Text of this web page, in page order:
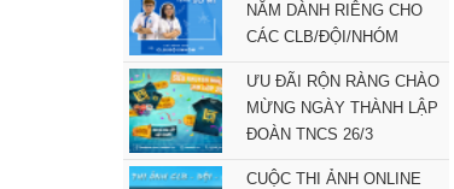
NĂM DÀNH RIÊNG CHO
CÁC CLB/ĐỘI/NHÓM
ƯU ĐÃI RỘN RÀNG CHÀO
MỪNG NGÀY THÀNH LẬP
ĐOÀN TNCS 26/3
CUỘC THI ẢNH ONLINE